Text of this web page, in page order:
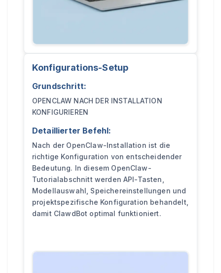
Konfigurations-Setup
Grundschritt:
OPENCLAW NACH DER INSTALLATION
KONFIGURIEREN
Detaillierter Befehl:
Nach der OpenClaw-Installation ist die
richtige Konfiguration von entscheidender
Bedeutung. In diesem OpenClaw-
Tutorialabschnitt werden API-Tasten,
Modellauswahl, Speichereinstellungen und
projektspezifische Konfiguration behandelt,
damit ClawdBot optimal funktioniert.